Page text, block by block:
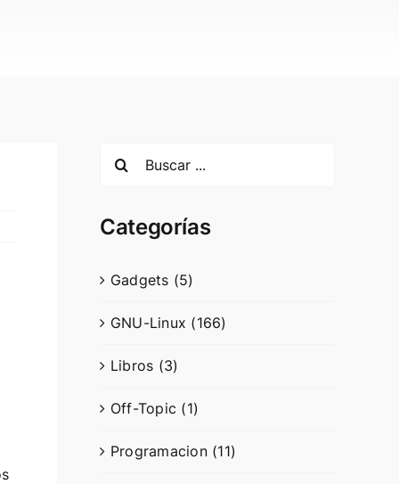
Categorías
Gadgets (5)
GNU-Linux (166)
Libros (3)
Off-Topic (1)
Programacion (11)